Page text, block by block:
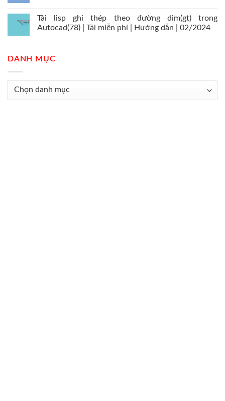
Tải lisp ghi thép theo đường dim(gt) trong
Autocad(78) | Tải miễn phí | Hướng dẫn | 02/2024
DANH MỤC
Danh